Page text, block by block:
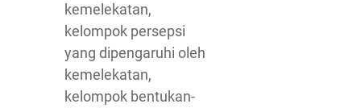
kemelekatan,
kelompok persepsi
yang dipengaruhi oleh
kemelekatan,
kelompok bentukan-